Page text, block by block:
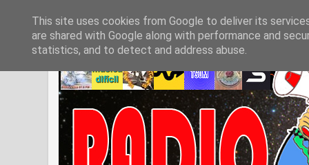
This site uses cookies from Google to deliver its
are shared with Google along with performance and
statistics, and to detect and address abuse.